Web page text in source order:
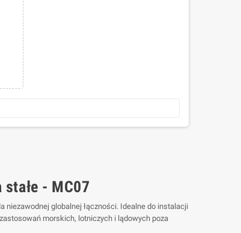
- MC07
niezawodnej globalnej łączności. Idealne do instalacji
morskich, lotniczych i lądowych poza